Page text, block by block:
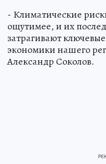
- Климатические
ощутимее, и их
затрагивают
экономики нашего
Александр Соколов.